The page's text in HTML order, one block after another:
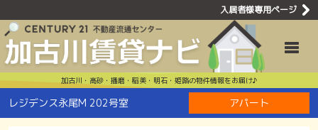
入居者様専用ページ
加古川・高砂・播磨・稲美・明石・姫路の物件情報をお届け♪
レジデンス永尾M 202号室 アパート